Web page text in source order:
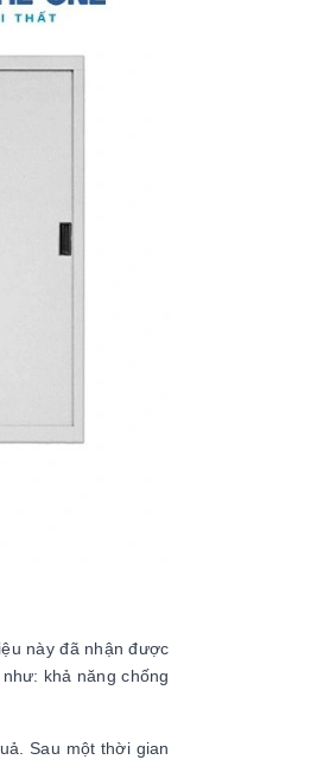
này đã nhận được
khả năng chống
Sau một thời gian